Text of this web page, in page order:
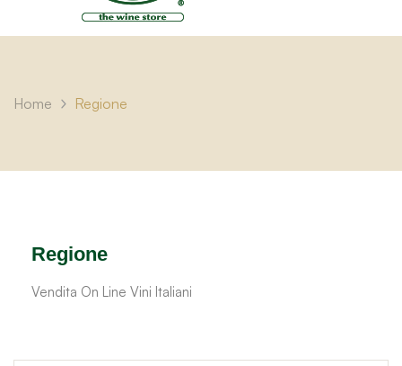
Home Regione
Regione
Vendita On Line Vini Italiani